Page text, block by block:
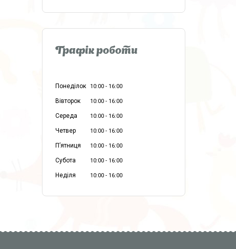
Графік роботи
Понеділок 10:00 16:00
Вівторок 10:00 16:00
Середа 10:00 16:00
Четвер 10:00 16:00
Пʼятниця 10:00 16:00
Субота 10:00 16:00
Неділя 10:00 16:00